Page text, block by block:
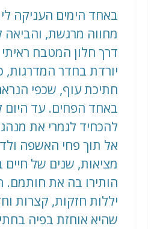
באחד הימים העניקה
מחווה מרגשת, והביאה
דרך חלון המטבח
יורדת בחדר המדרגות,
חתיכת עוף, שכפי
באחד הפחים. עד היום
להכחיד לגמרי את
אל תוך פחי האשפה
מציאות, שנים של חיים
הותירו בה את חותמם.
יללות חזקות, קצרות
שהיא אוחזת בפיה